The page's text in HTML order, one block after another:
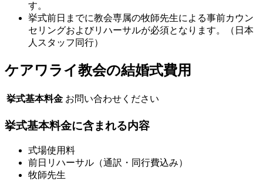
す。
挙式前日までに教会専属の牧師先生による事前カウン
セリングおよびリハーサルが必須となります。（日本
人スタッフ同行）
ケアワライ教会の結婚式費用
挙式基本料金 お問い合わせください
挙式基本料金に含まれる内容
式場使用料
前日リハーサル（通訳・同行費込み）
牧師先生